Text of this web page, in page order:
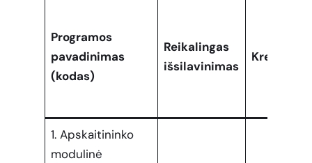
Programos
pavadinimas
(kodas)
Reikalingas
išsilavinimas
Kreditai
1. Apskaitininko
modulinė